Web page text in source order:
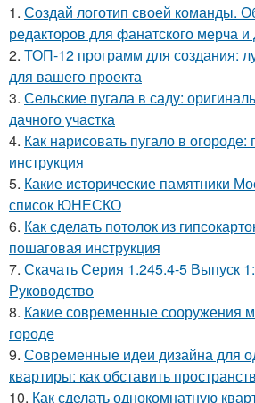
1. Создай логотип своей команды.
редакторов для фанатского мерча и
2. ТОП-12 программ для создания:
для вашего проекта
3. Сельские пугала в саду:
дачного участка
4. Как нарисовать пугало в
инструкция
5. Какие исторические памятники
список ЮНЕСКО
6. Как сделать потолок из
пошаговая инструкция
7. Скачать Серия 1.245.4-5 Выпуск
Руководство
8. Какие современные сооружения
городе
9. Современные идеи дизайна для
квартиры: как обставить
10. Как сделать однокомнатную